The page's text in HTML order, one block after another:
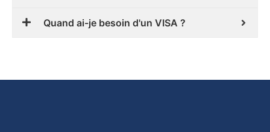
Quand ai-je besoin d'un VISA ?